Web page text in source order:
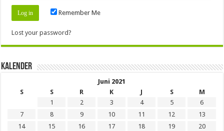
Remember Me
Lost your password?
Kalender
Juni 2021
S
S R K J S
M
1
2 3 4 5
6
7
8 9 10 11 12
13
14
15 16 17 18 19
20